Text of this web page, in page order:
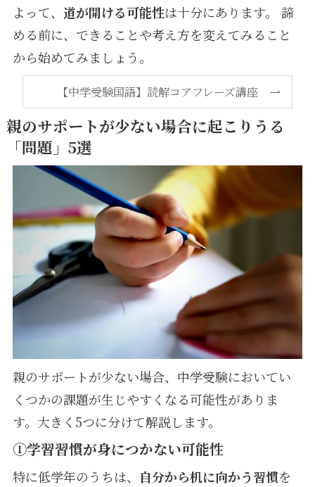
よって、 道が開ける可能性は十分にあります。 諦
める前に、できることや考え方を変えてみること
から始めてみましょう。
【中学受験国語】読解コアフレーズ講座
親のサポートが少ない場合に起こりうる
「問題」5選
親のサポートが少ない場合、中学受験においてい
くつかの課題が生じやすくなる可能性がありま
す。大きく5つに分けて解説します。
①学習習慣が身につかない可能性
特に低学年のうちは、 自分から机に向かう習慣を